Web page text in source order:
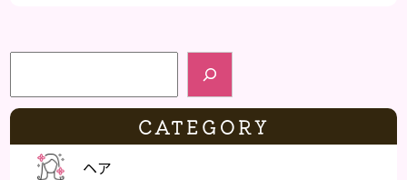
検索
CATEGORY
ヘア